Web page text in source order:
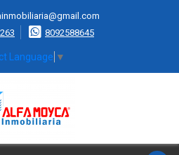
8092588645
Language ▼